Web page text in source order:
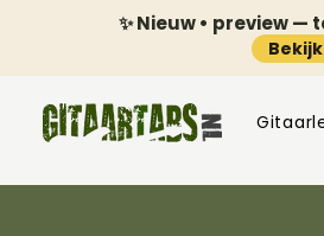
✨ Nieuw • preview